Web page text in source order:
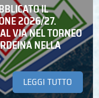
IL
2026/27.
VIA NEL TORNEO
NELLA
LEGGI TUTTO